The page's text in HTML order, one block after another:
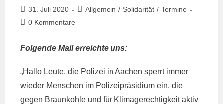
Beitrag
veröffentlicht:
31. Juli 2020
Beitrags-
Allgemein / Solidarität / Termine
Beitrags-
0 Kommentare
Folgende Mail erreichte uns:
„Hallo Leute, die Polizei in Aachen sperrt immer
wieder Menschen im Polizeipräsidium ein, die
gegen Braunkohle und für Klimagerechtigkeit aktiv